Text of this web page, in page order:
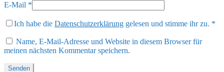
E-Mail *
Ich habe die Datenschutzerklärung gelesen und stimme ihr zu. *
Name, E-Mail-Adresse und Website in diesem Browser für
meinen nächsten Kommentar speichern.